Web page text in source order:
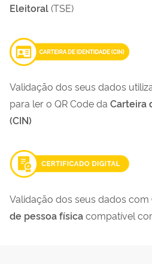
Eleitoral(TSE)
Validação dos seus dados
para ler o QR Code da Carteira
(CIN)
Validação dos seus dados com
de pessoa físicacompatível